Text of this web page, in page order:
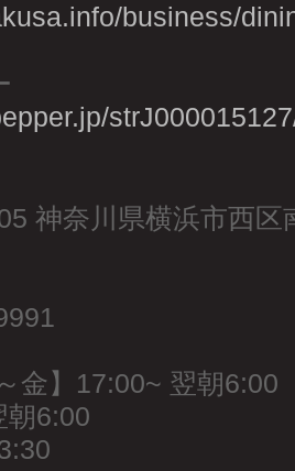
business/
神奈川県横浜市西区
金】17:00~ 翌朝6:00
朝6:00